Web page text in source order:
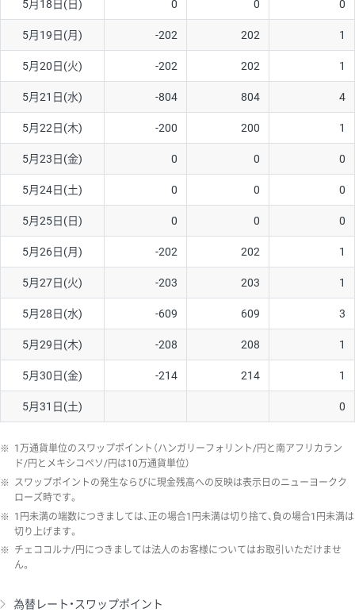
ソ/円は10万通貨単位。
5月18日(日) 0 0 0
5月19日(月) -202 202 1
5月20日(火) -202 202 1
5月21日(水) -804 804 4
5月22日(木) -200 200 1
5月23日(金) 0 0 0
5月24日(土) 0 0 0
5月25日(日) 0 0 0
5月26日(月) -202 202 1
5月27日(火) -203 203 1
5月28日(水) -609 609 3
5月29日(木) -208 208 1
5月30日(金) -214 214 1
5月31日(土) 0
※ 1万通貨単位のスワップポイント（ハンガリーフォリント/円と南アフリカラン
ド/円とメキシコペソ/円は10万通貨単位）
※ スワップポイントの発生ならびに現金残高への反映は表示日のニューヨークク
ローズ時です。
※ 1円未満の端数につきましては、正の場合1円未満は切り捨て、負の場合1円未満は
切り上げます。
※ チェココルナ/円につきましては法人のお客様についてはお取引いただけませ
ん。
為替レート・スワップポイント